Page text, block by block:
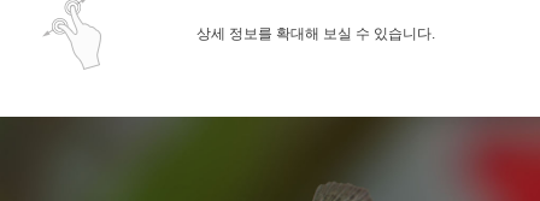
상세 정보를 확대해 보실 수 있습니다.